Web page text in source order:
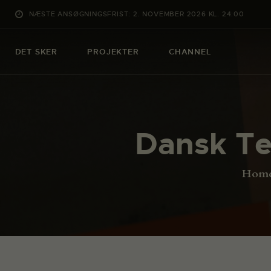
NÆSTE ANSØGNINGSFRIST: 2. NOVEMBER 2026 KL. 24:00
DET SKER PROJEKTER CHANNEL
Dansk